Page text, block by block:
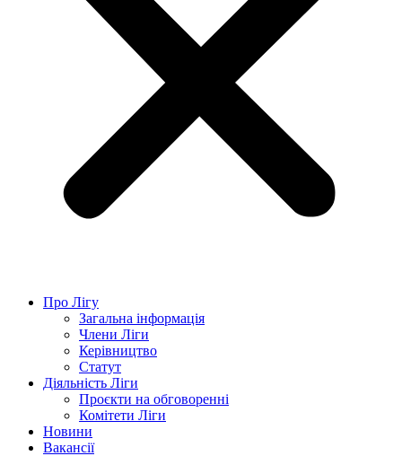
Про Лігу
Загальна інформація
Члени Ліги
Керівництво
Статут
Діяльність Ліги
Проєкти на обговоренні
Комітети Ліги
Новини
Вакансії